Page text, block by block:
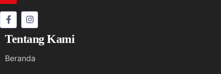
Tentang Kami
Beranda